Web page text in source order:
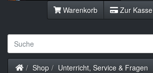
Warenkorb Zur Kasse
Startseite
Shop Unterricht, Service & Fragen